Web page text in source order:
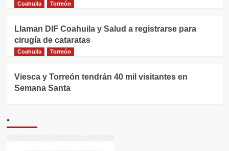
Coahuila Torreón
Llaman DIF Coahuila y Salud a registrarse para
cirugía de cataratas
Coahuila Torreón
Viesca y Torreón tendrán 40 mil visitantes en
Semana Santa
.